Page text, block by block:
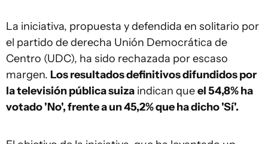
La iniciativa, propuesta y defendida en solitario por
el partido de derecha Unión Democrática de
Centro (UDC), ha sido rechazada por escaso
margen. Los resultados definitivos difundidos por
la televisión pública suiza indican queel54,8% ha
votado 'No', frente a un 45,2% que ha dicho 'Sí'.